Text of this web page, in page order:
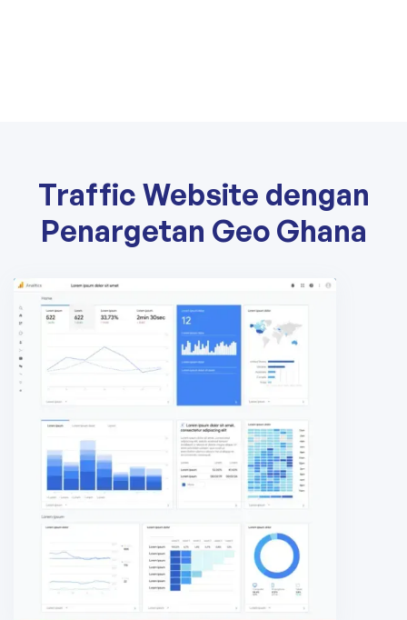
Traffic Website dengan
Penargetan Geo Ghana